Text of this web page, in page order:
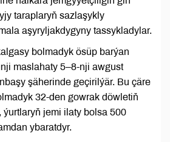
taraplaryň sazlaşykly
aşyryljakdygyny tassykladylar.
bolmadyk ösüp barýan
maslahaty 5–8-nji awgust
şäherinde geçirilýär. Bu çäre
32-den gowrak döwletiň
jemi ilaty bolsa 500
ybaratdyr.